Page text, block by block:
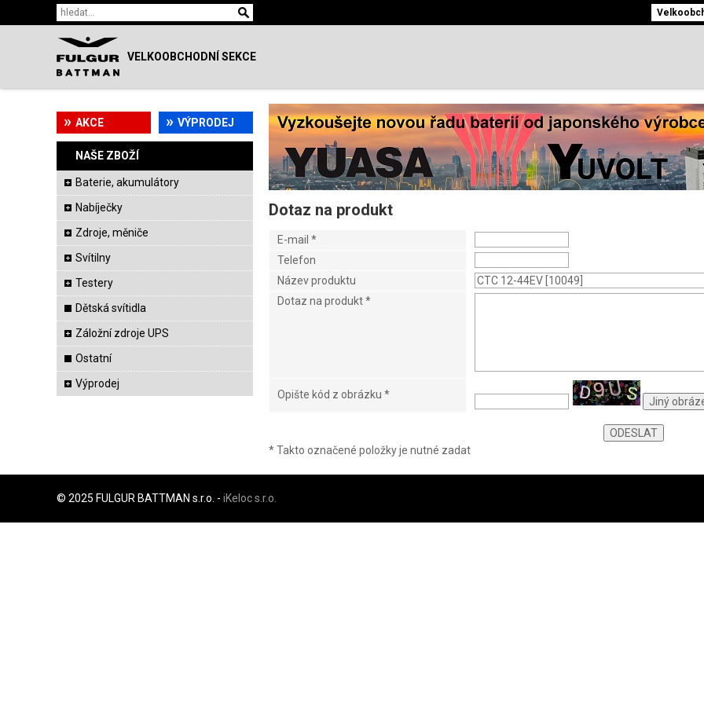
VELKOOBCHODNÍ SEKCE
AKCE VÝPRODEJ
NAŠE ZBOŽÍ
Baterie, akumulátory
Nabíječky
Zdroje, měniče
Svítilny
Testery
Dětská svítidla
Záložní zdroje UPS
Ostatní
Výprodej
Dotaz na produkt
E-mail *
Telefon
Název produktu
Dotaz na produkt*
Opište kód z obrázku *
* Takto označené položky je nutné zadat
© 2025 FULGUR BATTMAN s.r.o. - iKeloc s.r.o.